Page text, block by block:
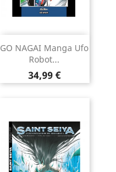
GO NAGAI Manga Ufo
Robot...
Prix
34,99 €